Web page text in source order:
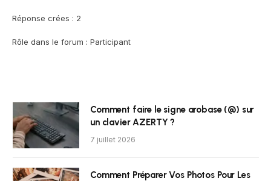
Réponse crées : 2
Rôle dans le forum : Participant
Comment faire le signe arobase (@) sur
un clavier AZERTY ?
7 juillet 2026
Comment Préparer Vos Photos Pour Les